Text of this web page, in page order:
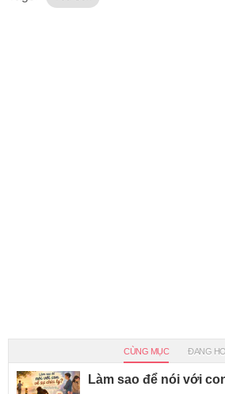
CÙNG MỤC ĐANG
Làm sao để nói với